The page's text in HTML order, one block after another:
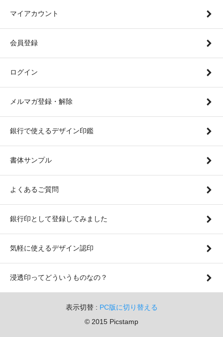
マイアカウント
会員登録
ログイン
メルマガ登録・解除
銀行で使えるデザイン印鑑
書体サンプル
よくあるご質問
銀行印として登録してみました
気軽に使えるデザイン認印
浸透印ってどういうものなの？
表示切替 : PC版に切り替える
© 2015 Picstamp